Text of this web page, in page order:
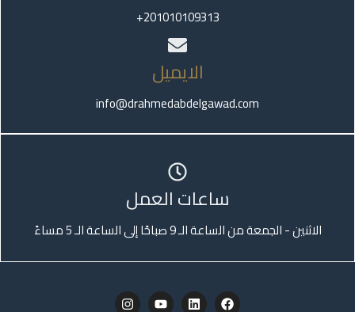
201010109313+
الايميل
info@drahmedabdelgawad.com
ساعات العمل
الاثنين - الجمعة من الساعة الـ 9 صباحًا إلى الساعة الـ 5 مساءً